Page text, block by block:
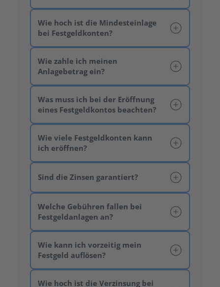
Wie hoch ist die Mindesteinlage
bei Festgeldkonten?
Wie zahle ich meinen
Anlagebetrag ein?
Was muss ich bei der Eröffnung
eines Festgeldkontos beachten?
Bei Fälligkeit wird der Betrag auf
Zinsen & Kapital
wiederveranlagen
Kapital für die gleiche Laufzeit
mit dem zum Zeitpunkt der
wiederveranlagt.
Wie viele Festgeldkonten kann
ich eröffnen?
Sind die Zinsen garantiert?
Welche Gebühren fallen bei
Festgeldanlagen an?
Wie kann ich vorzeitig mein
Festgeld auflösen?
Wie hoch ist die Verzinsung bei